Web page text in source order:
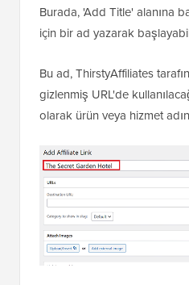
Burada, 'Add Title' alanına
için bir ad yazarak
Bu ad, ThirstyAffiliates
gizlenmiş URL'de
olarak ürün veya hizmet